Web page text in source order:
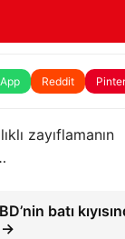
Reddit
zayıflamanın
batı
→